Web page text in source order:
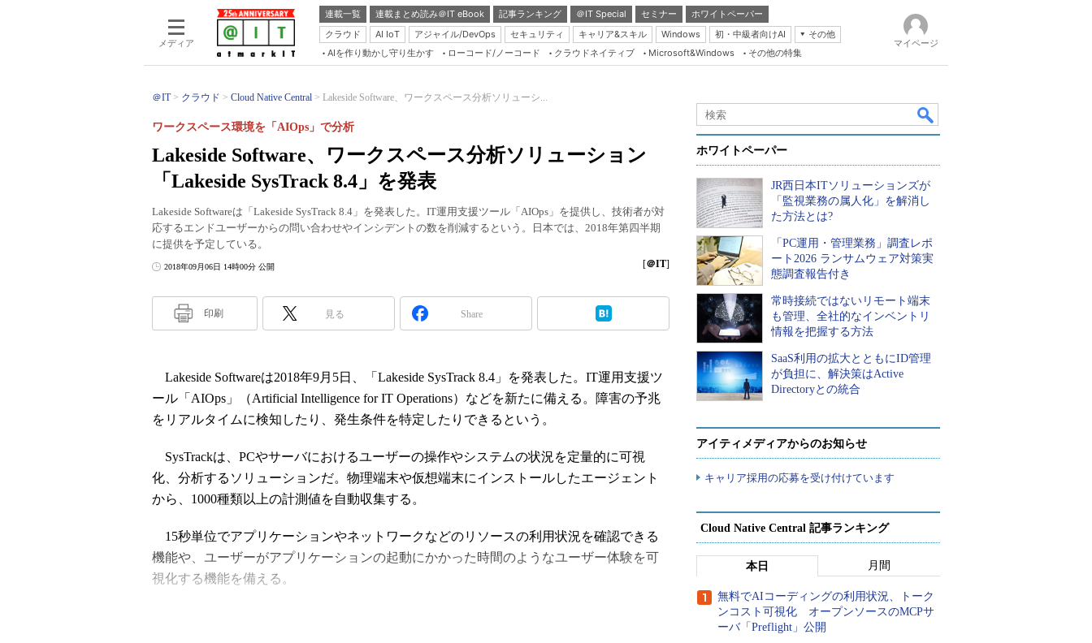
メディア
連載一覧 連載まとめ読み＠IT eBook 記事ランキング ＠IT Special セミナー
ホワイトペーパー
クラウド
AI IoT アジャイル/DevOps セキュリティ キャリア&スキル Windows 初・中級者向けAI
その他
Server & Storage
Database Expert
Linux ＆ OSS
Master of IP Network
Security & Trust
Test & Tools
AIを作り動かし守り生かす ローコード/ノーコード クラウドネイティブ Microsoft&Windows その他の特集
マイページ
＠IT クラウド Cloud Native Central Lakeside Software、ワークスペース分析ソリューシ...
Lakeside Software、ワークスペース分析ソリューション
「Lakeside SysTrack 8.4」を発表
ワークスペース環境を「AIOps」で分析
Lakeside Softwareは「Lakeside SysTrack 8.4」を発表した。IT運用支援ツール「AIOps」を提供し、技術者が対
応するエンドユーザーからの問い合わせやインシデントの数を削減するという。日本では、2018年第四半期
に提供を予定している。
2018年09月06日 14時00分 公開 [＠IT]
印刷 見る Share
Lakeside Softwareは2018年9月5日、「Lakeside SysTrack 8.4」を発表した。IT運用支援ツ
ール「AIOps」（Artificial Intelligence for IT Operations）などを新たに備える。障害の予兆
をリアルタイムに検知したり、発生条件を特定したりできるという。
SysTrackは、PCやサーバにおけるユーザーの操作やシステムの状況を定量的に可視
化、分析するソリューションだ。物理端末や仮想端末にインストールしたエージェント
から、1000種類以上の計測値を自動収集する。
15秒単位でアプリケーションやネットワークなどのリソースの利用状況を確認できる
機能や、ユーザーがアプリケーションの起動にかかった時間のようなユーザー体験を可
視化する機能を備える。
ホワイトペーパー
JR西日本ITソリューションズが
「監視業務の属人化」を解消し
た方法とは?
「PC運用・管理業務」調査レポ
ート2026 ランサムウェア対策実
態調査報告付き
常時接続ではないリモート端末
も管理、全社的なインベントリ
情報を把握する方法
SaaS利用の拡大とともにID管理
が負担に、解決策はActive
Directoryとの統合
アイティメディアからのお知らせ
キャリア採用の応募を受け付けています
Cloud Native Central 記事ランキング
本日 月間
無料でAIコーディングの利用状況、トーク
ンコスト可視化 オープンソースのMCPサ
ーバ「Preflight」公開